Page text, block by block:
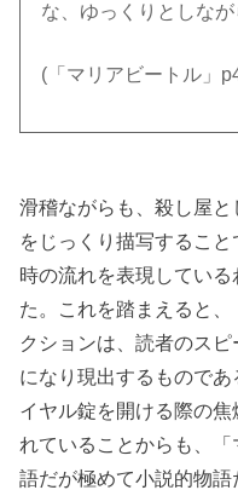
な、ゆっくりとしな
(「マリアビートル」
滑稽ながらも、殺し屋
をじっくり描写するこ
時の流れを表現してい
た。これを踏まえると
クションは、読者のス
になり現出するもので
イヤル錠を開ける際の
れていることからも、
語だが極めて小説的物語